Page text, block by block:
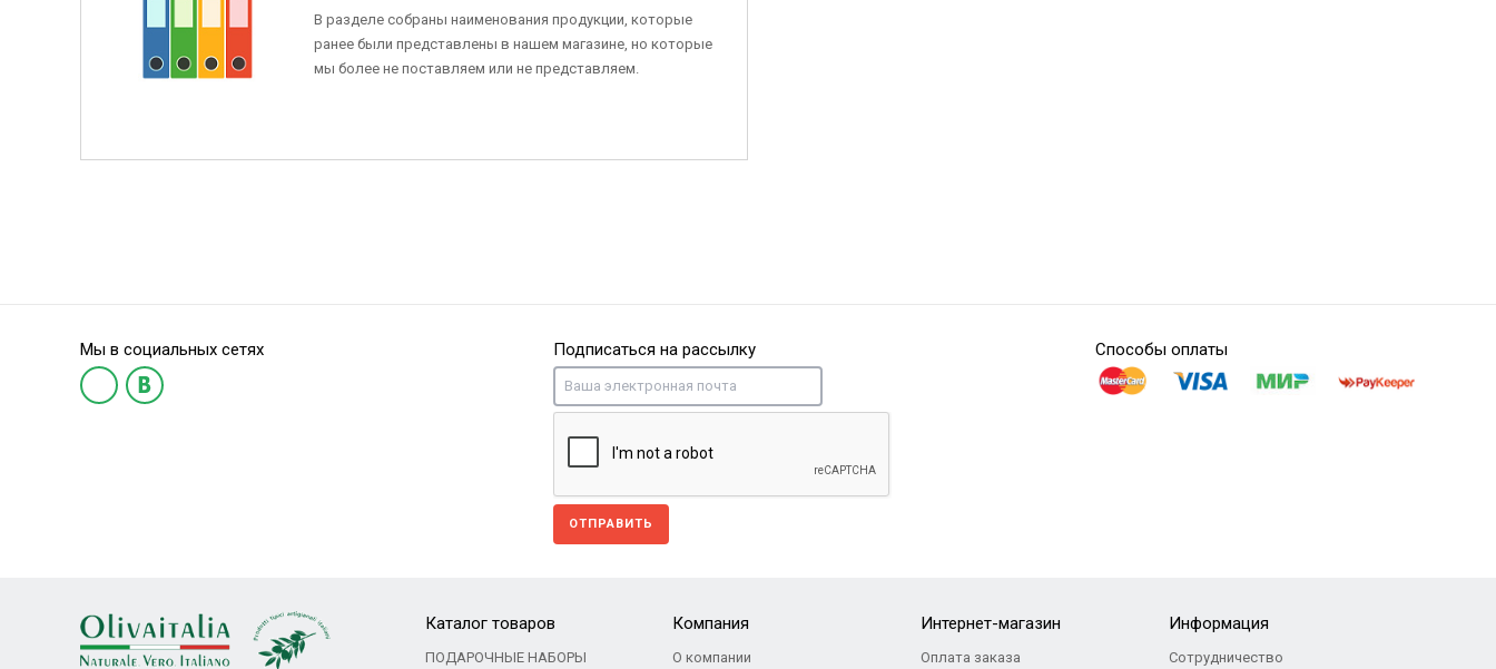
В разделе собраны наименования продукции, которые
ранее были представлены в нашем магазине, но которые
мы более не поставляем или не представляем.
Мы в социальных сетях Подписаться на рассылку
ОТПРАВИТЬ
Способы оплаты
Каталог товаров
ПОДАРОЧНЫЕ НАБОРЫ
Компания
О компании
Интернет-магазин
Оплата заказа
Информация
Сотрудничество